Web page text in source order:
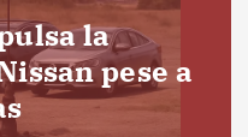
la
pese a